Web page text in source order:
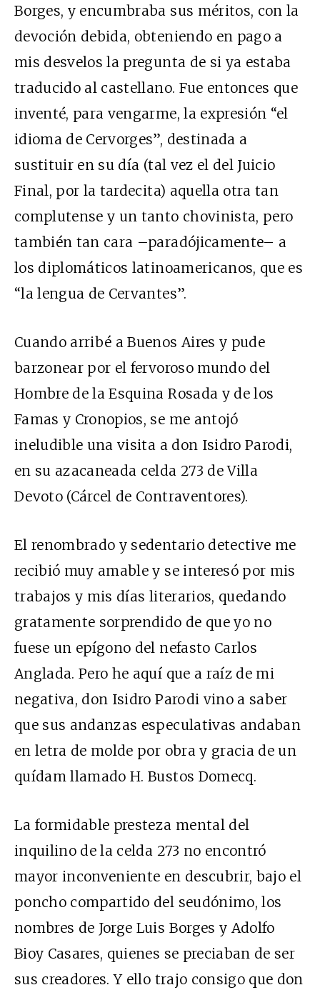
Borges, y encumbraba sus méritos, con la
devoción debida, obteniendo en pago a
mis desvelos la pregunta de si ya estaba
traducido al castellano. Fue entonces que
inventé, para vengarme, la expresión “el
idioma de Cervorges”, destinada a
sustituir en su día (tal vez el del Juicio
Final, por la tardecita) aquella otra tan
complutense y un tanto chovinista, pero
también tan cara –paradójicamente– a
los diplomáticos latinoamericanos, que es
“la lengua de Cervantes”.
Cuando arribé a Buenos Aires y pude
barzonear por el fervoroso mundo del
Hombre de la Esquina Rosada y de los
Famas y Cronopios, se me antojó
ineludible una visita a don Isidro Parodi,
en su azacaneada celda 273 de Villa
Devoto (Cárcel de Contraventores).
El renombrado y sedentario detective me
recibió muy amable y se interesó por mis
trabajos y mis días literarios, quedando
gratamente sorprendido de que yo no
fuese un epígono del nefasto Carlos
Anglada. Pero he aquí que a raíz de mi
negativa, don Isidro Parodi vino a saber
que sus andanzas especulativas andaban
en letra de molde por obra y gracia de un
quídam llamado H. Bustos Domecq.
La formidable presteza mental del
inquilino de la celda 273 no encontró
mayor inconveniente en descubrir, bajo el
poncho compartido del seudónimo, los
nombres de Jorge Luis Borges y Adolfo
Bioy Casares, quienes se preciaban de ser
sus creadores. Y ello trajo consigo que don